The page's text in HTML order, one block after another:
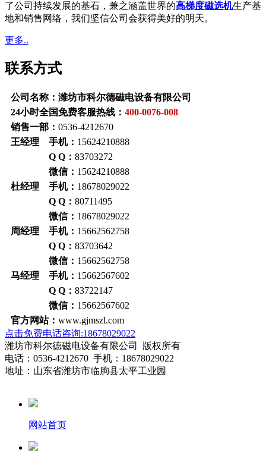
了公司持续发展的基石，兼之涵盖世界的高梯度磁选机生产基
地和销售网络，我们坚信公司会获得美好的明天。
更多..
联系方式
公司名称：潍坊市科尔德磁电设备有限公司
24小时全国免费客服热线： 400-0076-008
销售一部： 0536-4212670
王经理 手机： 15624210888
Q Q： 83703272
微信： 15624210888
杜经理 手机： 18678029022
Q Q： 80711495
微信： 18678029022
周经理 手机： 15662562758
Q Q： 83703642
微信： 15662562758
马经理 手机： 15662567602
Q Q： 83722147
微信： 15662567602
官方网站： www.gjmszl.com
点击免费电话咨询:18678029022
潍坊市科尔德磁电设备有限公司 版权所有
电话：0536-4212670 手机：18678029022
地址：山东省潍坊市临朐县太平工业园
网站首页